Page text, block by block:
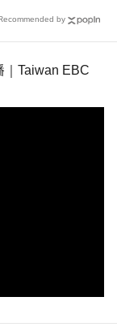
by
｜Taiwan EBC